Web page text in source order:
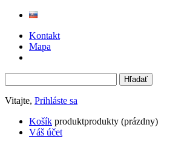
Kontakt
Mapa
Vitajte, Prihláste sa
Košík produktprodukty (prázdny)
Váš účet